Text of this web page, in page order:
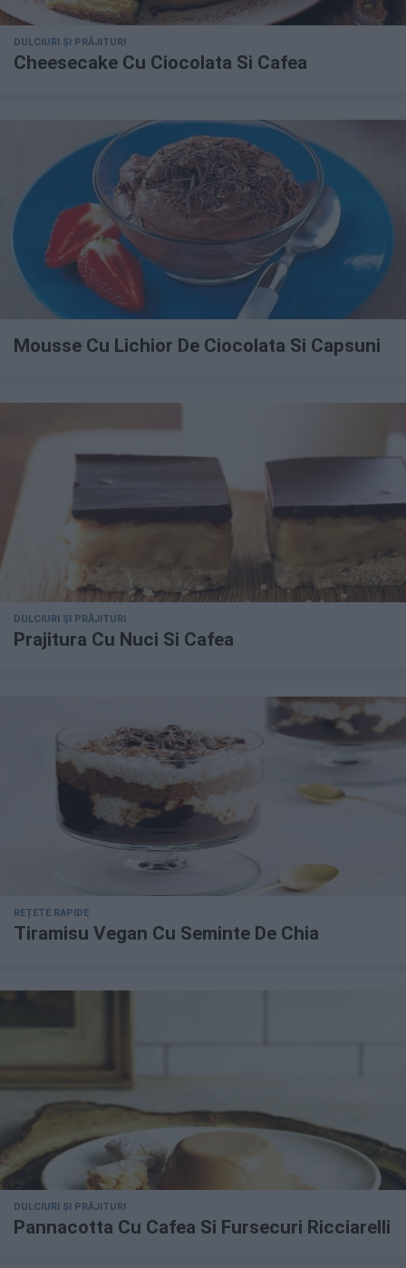
DULCIURI ȘI PRĂJITURI
Cheesecake Cu Ciocolata Si Cafea
Mousse Cu Lichior De Ciocolata Si Capsuni
DULCIURI ȘI PRĂJITURI
Prajitura Cu Nuci Si Cafea
REȚETE RAPIDE
Tiramisu Vegan Cu Seminte De Chia
DULCIURI ȘI PRĂJITURI
Pannacotta Cu Cafea Si Fursecuri Ricciarelli